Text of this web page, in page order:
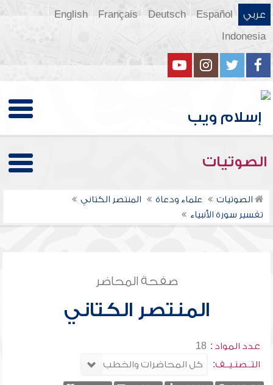
عربي Español
Deutsch
Français
English
Indonesia
الصوتيات
الصوتيات علماء ودعاة
المنتصر الكتاني
تفسير سورة الأنبياء
صفحة المحاضر
المنتصر الكتاني
عدد المواد : 18
التــصنـيــف: